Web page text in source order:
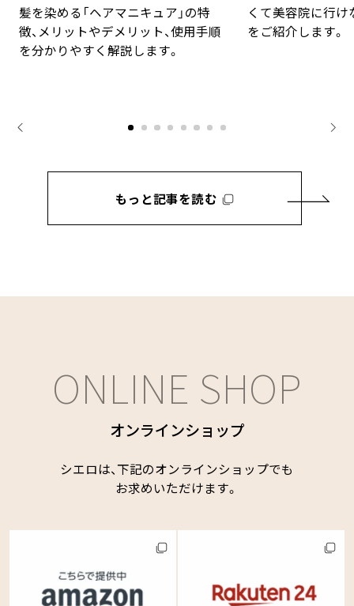
髪を染める「ヘアマニキュア」の特
徴、メリットやデメリット、使用手順
を分かりやすく解説します。
くて美容院に行
をご紹介します。
もっと記事を読む
ONLINE SHOP
オンラインショップ
シエロは、下記のオンラインショップでも
お求めいただけます。